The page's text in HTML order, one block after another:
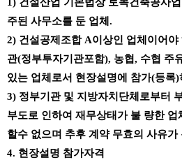
주된 사무소를 둔 업체 .
2) 건설공제조합 A이상인 업체이어야
관(정부투자기관포함), 농협, 수협 주
있는 업체로서 현장설명에 참가(등록)
3) 정부기관 및 지방자치단체로부터
부도로 인하여 재무상태가 불 량한
할수 없으며 추후 계약 무효의 사유가
4. 현장설명 참가자격